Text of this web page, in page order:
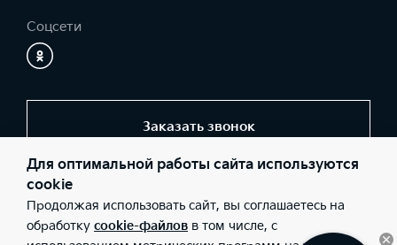
Соцсети
Заказать звонок
г. Братск, ул. Коммунальная, 9; Телефон: +7 (3953) 350-444;
ИНН: 3810036145), ООО "ТехЦентр" (Фактический адрес: г.
Иркутск, ул. Трактовая, 22А; Телефон: +7 (3952) 337-337; ИНН:
Для оптимальной работы сайта используются
cookie
Продолжая использовать сайт, вы соглашаетесь на
обработку cookie-файлов в том числе, с